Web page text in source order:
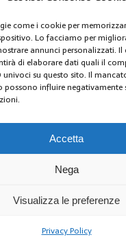
come i cookie per
Lo facciamo per
annunci personalizzati. Il
di elaborare dati quali il
su questo sito. Il
possono influire negativamente
Accetta
Nega
Visualizza le preferenze
Privacy Policy
Iva registrata nel
motivo, il pagamento in
illegittimo e
quanto incompatibili
dell’esigenza
ancora sul contante,